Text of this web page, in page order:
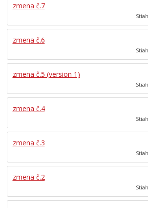
Tlačové správy
ROZPOČET MESTA
Hospodárenie mesta
Transparentné mesto
Program hospodárskeho a sociálneho
Levoča
Stratégia cestovného ruchu v okrese
Priemyselná zóna
Oznámenia funkcií, zamestnaní,
zmena č.7
zmena č.6
zmena č.5 (version 1)
zmena č.4
zmena č.3
zmena č.2